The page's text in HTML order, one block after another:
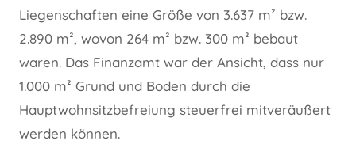
Liegenschaften eine Größe von 3.637 m² bzw.
2.890 m², wovon 264 m² bzw. 300 m² bebaut
waren. Das Finanzamt war der Ansicht, dass nur
1.000 m² Grund und Boden durch die
Hauptwohnsitzbefreiung steuerfrei mitveräußert
werden können.